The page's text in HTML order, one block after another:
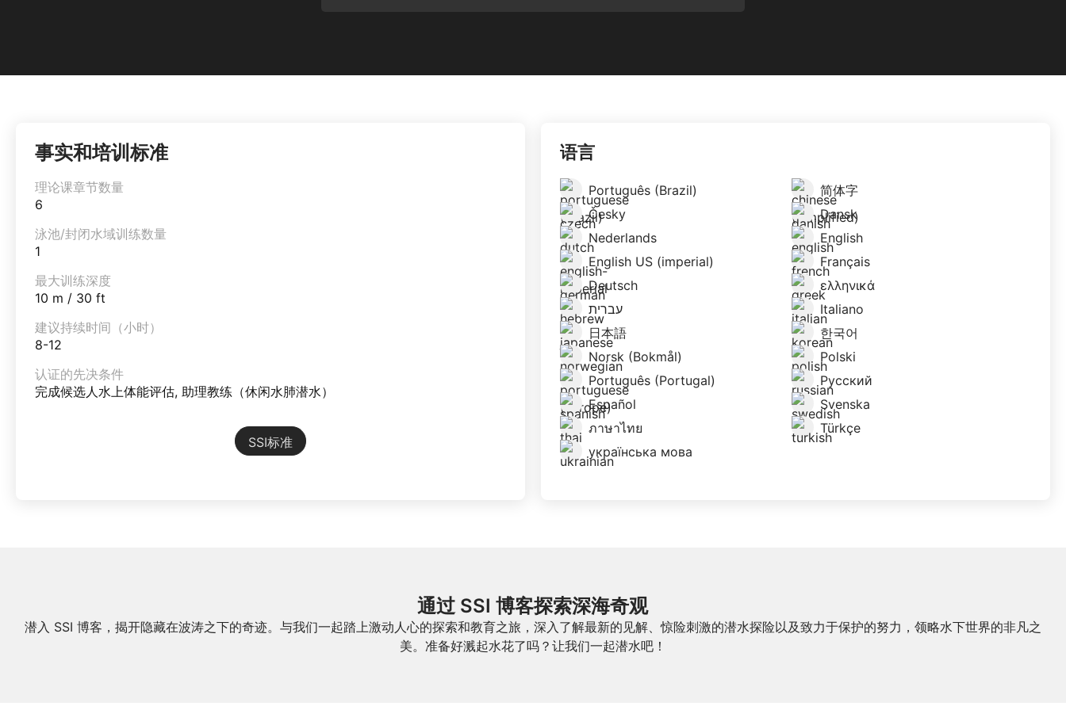
事实和培训标准
理论课章节数量
6
泳池/封闭水域训练数量
1
最大训练深度
10 m / 30 ft
建议持续时间（小时）
8-12
认证的先决条件
完成候选人水上体能评估, 助理教练（休闲水肺潜水）
SSI标准
语言
Português (Brazil)
简体字
Česky
Dansk
Nederlands
English
English US (imperial)
Français
Deutsch
ελληνικά
עברית
Italiano
日本語
한국어
Norsk (Bokmål)
Polski
Português (Portugal)
Русский
Español
Svenska
ภาษาไทย
Türkçe
українська мова
通过 SSI 博客探索深海奇观
潜入 SSI 博客，揭开隐藏在波涛之下的奇迹。与我们一起踏上激动人心的探索和教育之旅，深入了解最新的见解、惊险刺激的潜水探险以及致力于保护的努力，领略水下世界的非凡之
美。准备好溅起水花了吗？让我们一起潜水吧！